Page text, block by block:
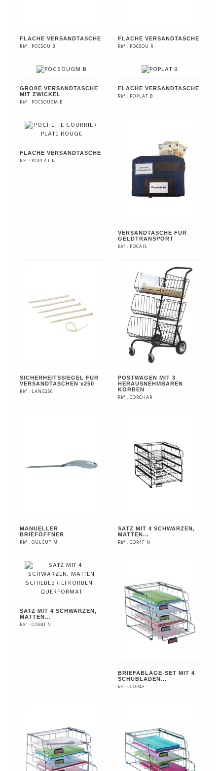
SIEHE DAS PRODUKT
FLACHE VERSANDTASCHE
Rèf : POCSOU B
SIEHE DAS PRODUKT
FLACHE VERSANDTASCHE
Rèf : POCSOU R
SIEHE DAS PRODUKT
GROßE VERSANDTASCHE
MIT ZWICKEL
Rèf : POCSOUGM B
FLACHE VERSANDTASCHE
Rèf : POPLAT B
FLACHE VERSANDTASCHE
Rèf : POPLAT R
SIEHE DAS PRODUKT
VERSANDTASCHE FÜR
GELDTRANSPORT
Rèf : POCAIS
SICHERHEITSSIEGEL FÜR
VERSANDTASCHEN x250
Rèf : LANG250
POSTWAGEN MIT 3
HERAUSNEHMBAREN
KÖRBEN
Rèf : CORCHAR
SIEHE DAS PRODUKT
MANUELLER
BRIEFÖFFNER
Rèf : OULCUT M
SATZ MIT 4 SCHWARZEN,
MATTEN...
Rèf : COR4F N
SATZ MIT 4 SCHWARZEN,
MATTEN...
Rèf : COR4I N
BRIEFABLAGE-SET MIT 4
SCHUBLADEN...
Rèf : COR4F